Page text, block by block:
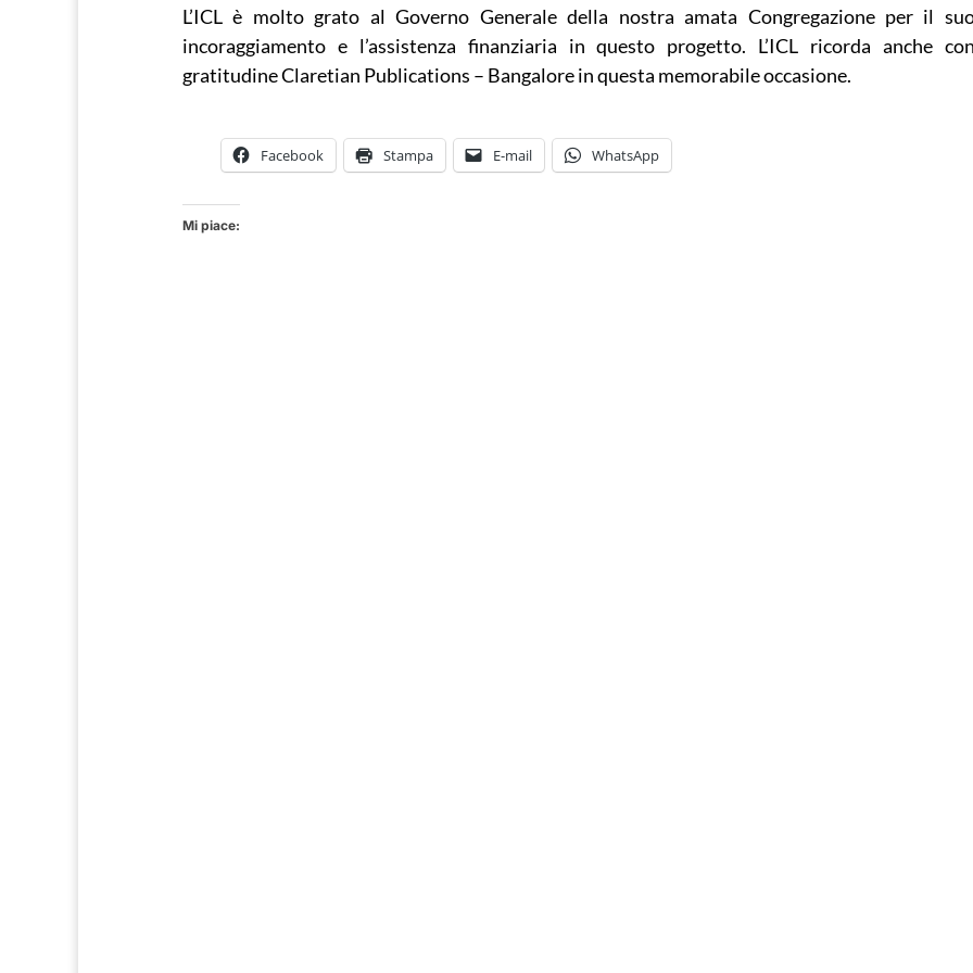
L’ICL è molto grato al Governo Generale della nostra amata Congregazione per il
incoraggiamento e l’assistenza finanziaria in questo progetto. L’ICL ricorda anche
gratitudine Claretian Publications – Bangalore in questa memorabile occasione.
Facebook Stampa E-mail WhatsApp
Mi piace: